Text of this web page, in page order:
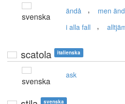
svenska
ändå , men
i alla fall ,
scatola italienska
svenska
ask
svenska